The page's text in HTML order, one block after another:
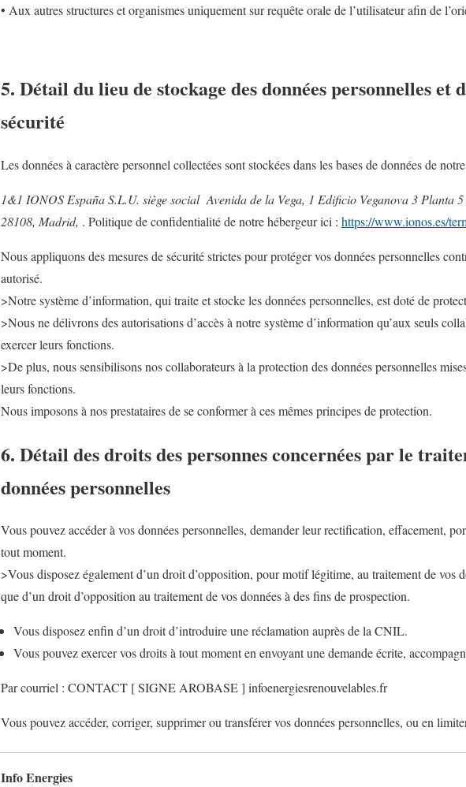
• Aux autres structures et organismes uniquement sur requête orale de l’utilisateur afin de
5. Détail du lieu de stockage des données personnelles et
sécurité
Les données à caractère personnel collectées sont stockées dans les bases de données de
1&1 IONOS España S.L.U. siège social Avenida de la Vega, 1 Edificio Veganova 3 Planta
28108, Madrid, . Politique de confidentialité de notre hébergeur ici : https://www.ionos.es/
Nous appliquons des mesures de sécurité strictes pour protéger vos données personnelles
autorisé.
>Notre système d’information, qui traite et stocke les données personnelles, est doté de
>Nous ne délivrons des autorisations d’accès à notre système d’information qu’aux seuls
exercer leurs fonctions.
>De plus, nous sensibilisons nos collaborateurs à la protection des données personnelles
leurs fonctions.
Nous imposons à nos prestataires de se conformer à ces mêmes principes de protection.
6. Détail des droits des personnes concernées par le
données personnelles
Vous pouvez accéder à vos données personnelles, demander leur rectification, effacement,
tout moment.
>Vous disposez également d’un droit d’opposition, pour motif légitime, au traitement de vos
que d’un droit d’opposition au traitement de vos données à des fins de prospection.
Vous disposez enfin d’un droit d’introduire une réclamation auprès de la CNIL.
Vous pouvez exercer vos droits à tout moment en envoyant une demande écrite,
Par courriel : CONTACT [ SIGNE AROBASE ] infoenergiesrenouvelables.fr
Vous pouvez accéder, corriger, supprimer ou transférer vos données personnelles, ou en
Info Energies